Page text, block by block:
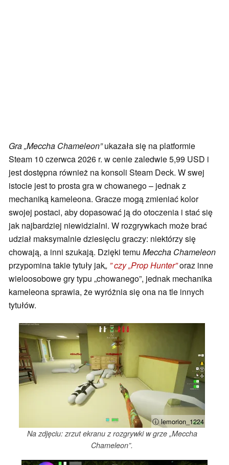
Gra „Meccha Chameleon”ukazała się na platformie
Steam 10 czerwca 2026 r. w cenie zaledwie 5,99 USD i
jest dostępna również na konsoli Steam Deck. W swej
istocie jest to prosta gra w chowanego – jednak z
mechaniką kameleona. Gracze mogą zmieniać kolor
swojej postaci, aby dopasować ją do otoczenia i stać się
jak najbardziej niewidzialni. W rozgrywkach może brać
udział maksymalnie dziesięciu graczy: niektórzy się
chowają, a inni szukają. Dzięki temu Meccha Chameleon
przypomina takie tytuły jak„ ” czy „Prop Hunter”oraz inne
wieloosobowe gry typu „chowanego”, jednak mechanika
kameleona sprawia, że wyróżnia się ona na tle innych
tytułów.
ⓘ lemorion_1224
Na zdjęciu: zrzut ekranu z rozgrywki w grze „Meccha
Chameleon”.